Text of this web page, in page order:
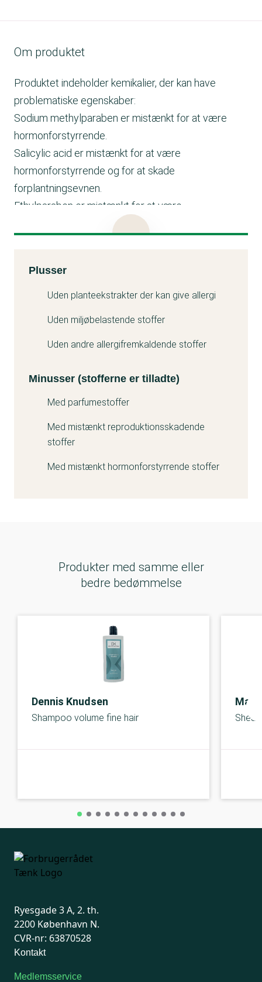
Om produktet
Produktet indeholder kemikalier, der kan have
problematiske egenskaber:
Sodium methylparaben er mistænkt for at være
hormonforstyrrende.
Salicylic acid er mistænkt for at være
hormonforstyrrende og for at skade
forplantningsevnen.
Ethylparaben er mistænkt for at være
Kemitest
Plusser
Uden planteekstrakter der kan give allergi
Uden miljøbelastende stoffer
Uden andre allergifremkaldende stoffer
Minusser (stofferne er tilladte)
Med parfumestoffer
Med mistænkt reproduktionsskadende
stoffer
Med mistænkt hormonforstyrrende stoffer
Produkter med samme eller
bedre bedømmelse
Dennis Knudsen
Shampoo volume fine hair
Maui
Shea
Ryesgade 3 A, 2. th.
2200 København N.
CVR-nr: 63870528
Kontakt
Medlemsservice